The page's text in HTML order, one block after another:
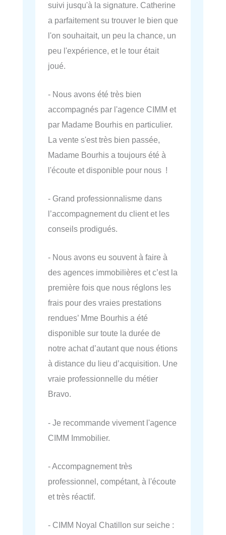
suivi jusqu'à la signature. Catherine
a parfaitement su trouver le bien que
l'on souhaitait, un peu la chance, un
peu l'expérience, et le tour était
joué.
- Nous avons été très bien
accompagnés par l'agence CIMM et
par Madame Bourhis en particulier.
La vente s'est très bien passée,
Madame Bourhis a toujours été à
l'écoute et disponible pour nous !
- Grand professionnalisme dans
l’accompagnement du client et les
conseils prodigués.
- Nous avons eu souvent à faire à
des agences immobilières et c’est la
première fois que nous réglons les
frais pour des vraies prestations
rendues’ Mme Bourhis a été
disponible sur toute la durée de
notre achat d’autant que nous étions
à distance du lieu d’acquisition. Une
vraie professionnelle du métier
Bravo.
- Je recommande vivement l'agence
CIMM Immobilier.
- Accompagnement très
professionnel, compétant, à l'écoute
et très réactif.
- CIMM Noyal Chatillon sur seiche :